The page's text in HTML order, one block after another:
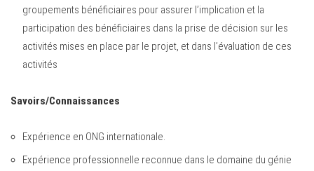
groupements bénéficiaires pour assurer l’implication et la
participation des bénéficiaires dans la prise de décision sur les
activités mises en place par le projet, et dans l’évaluation de ces
activités
Savoirs/Connaissances
Expérience en ONG internationale.
Expérience professionnelle reconnue dans le domaine du génie